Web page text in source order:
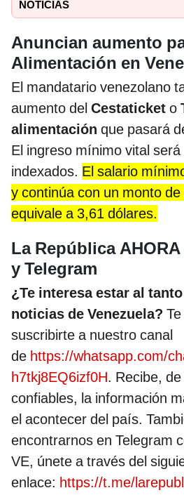
NOTICIAS
Anuncian aumento
Alimentación en
El mandatario venezolano
aumento del Cestaticket o
alimentación que pasará
El ingreso mínimo vital
indexados. El salario
y continúa con un monto
equivale a 3,61 dólares.
La República
y Telegram
¿Te interesa estar al
noticias de Venezuela?
suscribirte a nuestro canal
de https://whatsapp.com/
h7tkj8EQ6izf0H. Recibe,
confiables, la información
el acontecer del país.
encontrarnos en Telegram
VE, únete a través del
enlace: https://t.me/